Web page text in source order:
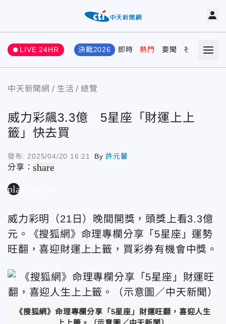
LIVE 24HR 決戰2026 即時 熱門 要聞 社會 娛樂
中天新聞網 生活 總覽
威力彩飆3.3億 5星座「財運上上
籤」快去買
發布: 2025/04/20 16:21 By許元馨
分享：share
play_arrow
威力彩明（21日）晚間開獎，頭獎上看3.3億
元。《搜狐網》命理專欄分享「5星座」運勢
旺翻，喜迎財運上上籤，買彩券有機會中獎。
《搜狐網》命理專欄分享「5星座」財運旺翻，喜迎人生